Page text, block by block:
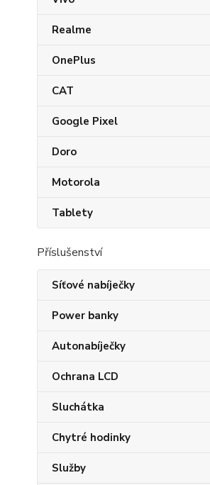
Realme
OnePlus
CAT
Google Pixel
Doro
Motorola
Tablety
Příslušenství
Síťové nabíječky
Power banky
Autonabíječky
Ochrana LCD
Sluchátka
Chytré hodinky
Služby